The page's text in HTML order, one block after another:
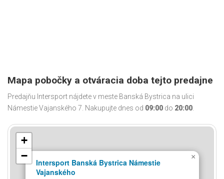
Mapa pobočky a otváracia doba tejto predajne
Predajňu Intersport nájdete v meste Banská Bystrica na ulici
Námestie Vajanského 7. Nakupujte dnes od 09:00 do 20:00.
Intersport Banská Bystrica Námestie
Vajanského
×
+
−